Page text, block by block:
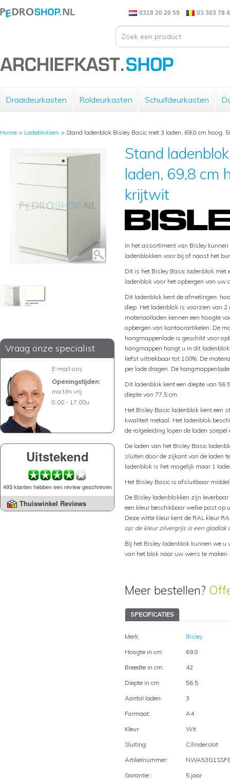
0318 20 20 59 03 303 78
Draaideurkasten Roldeurkasten Schuifdeurkasten
Home > Ladeblokken > Stand ladenblok Bisley Basic met 3 laden, 69,8 cm hoog,
Vraag onze specialist
E-mail ons
Openingstijden:
ma t/m vrij
8.00 - 17.00u
Uitstekend
493 klanten hebben een review geschreven
Thuiswinkel Reviews
Stand
laden, 69,8 cm
krijtwit
In het assortiment van Bisley
ladenblokken voor bij of naast het
Dit is het Bisley Basic ladenblok met
ladenblok voor het opbergen van uw
Dit ladenblok kent de afmetingen:
diep. Het ladenblok is voorzien van
materiaalladen kennen een hoogte
opbergen van kantoorartikelen. De
hangmappenlade is geschikt voor
hangmappen hangt u in dit
liefst uittrekbaar tot 100%. De
per lade dragen. De
Dit ladenblok kent een diepte van
diepte van 77,5 cm.
Het Bisley Basic ladenblok kent een
kwaliteit metaal. Het ladenblok
de rolgeleiding lopen de laden
De laden van het Bisley Basic
sluiten door de zijkant van de laden
ladenblok is het mogelijk maar 1
Het Bisley Basic is afsluitbaar
De Bisley ladenblokken zijn
een kleur beschikbaar welke past op
Deze witte kleur kent de RAL kleur
op: de kleur zilvergrijs is een gladlak
Bij het Bisley ladenblok kunnen we u
van het blok naar uw wens te maken.
Meer bestellen?
SPECIFICATIES
Merk:
Bisley
Hoogte in cm:
69,8
Breedte in cm:
42
Diepte in cm:
56,5
Aantal laden:
3
Formaat:
A4
Kleur:
Wit
Sluiting:
Cilinderslot
Artikelnummer:
Garantie :
5 jaar